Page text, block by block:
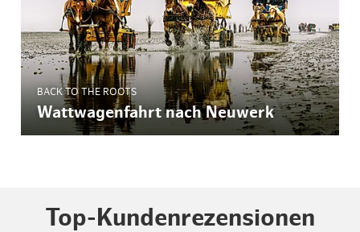
BACK TO THE ROOTS
Wattwagenfahrt nach Neuwerk
Top-Kundenrezensionen